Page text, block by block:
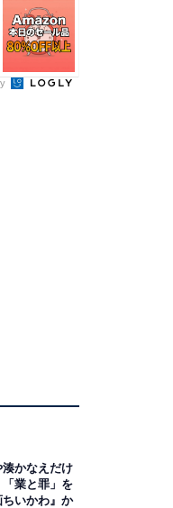
かなえだけ
「業と罪」を
いかわ』か